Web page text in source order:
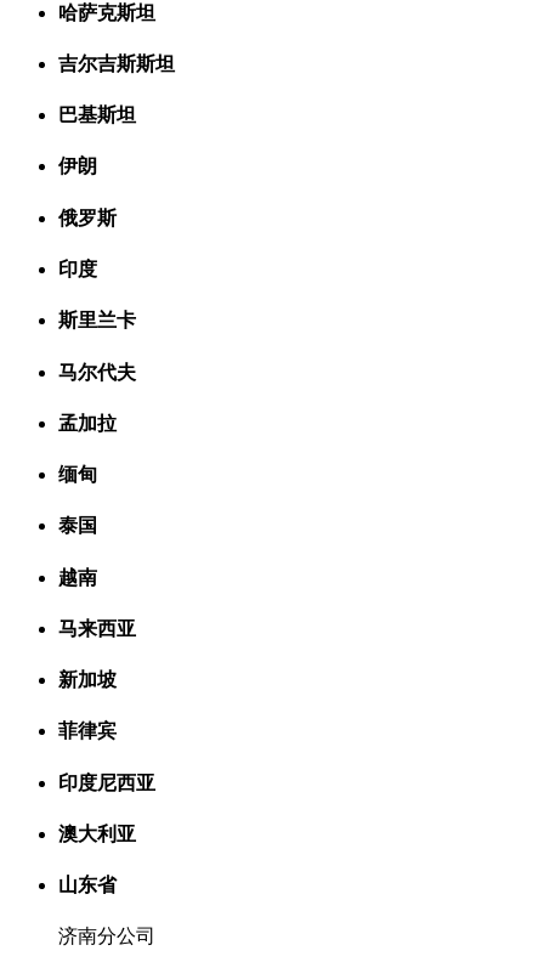
哈萨克斯坦
吉尔吉斯斯坦
巴基斯坦
伊朗
俄罗斯
印度
斯里兰卡
马尔代夫
孟加拉
缅甸
泰国
越南
马来西亚
新加坡
菲律宾
印度尼西亚
澳大利亚
山东省
济南分公司